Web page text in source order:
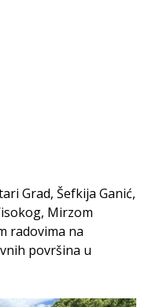
Grad, Šefkija Ganić,
Mirzom
radovima na
površina u